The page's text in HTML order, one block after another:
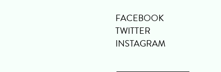
FACEBOOK
TWITTER
INSTAGRAM